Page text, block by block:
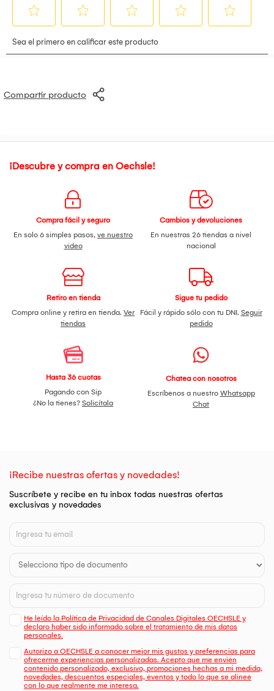
Compartir producto
¡Descubre y compra en Oechsle!
Compra fácil y seguro
En solo 6 simples pasos, ve nuestro
video
Cambios y devoluciones
En nuestras 26 tiendas a nivel
nacional
Retiro en tienda
Compra online y retira en tienda. Ver
tiendas
Sigue tu pedido
Fácil y rápido sólo con tu DNI. Seguir
pedido
Hasta 36 cuotas
Pagando con Sip
¿No la tienes? Solicítala
Chatea con nosotros
Escríbenos a nuestro Whatsapp
Chat
¡Recibe nuestras ofertas y novedades!
Suscríbete y recibe en tu inbox todas nuestras ofertas
exclusivas y novedades
He leído la Política de Privacidad de Canales Digitales OECHSLE y
declaro haber sido informado sobre el tratamiento de mis datos
personales.
Autorizo a OECHSLE a conocer mejor mis gustos y preferencias para
ofrecerme experiencias personalizadas. Acepto que me envien
contenido personalizado, exclusivo, promociones hechas a mi medida,
novedades, descuentos especiales, eventos y todo lo que se alinee
con lo que realmente me interesa.